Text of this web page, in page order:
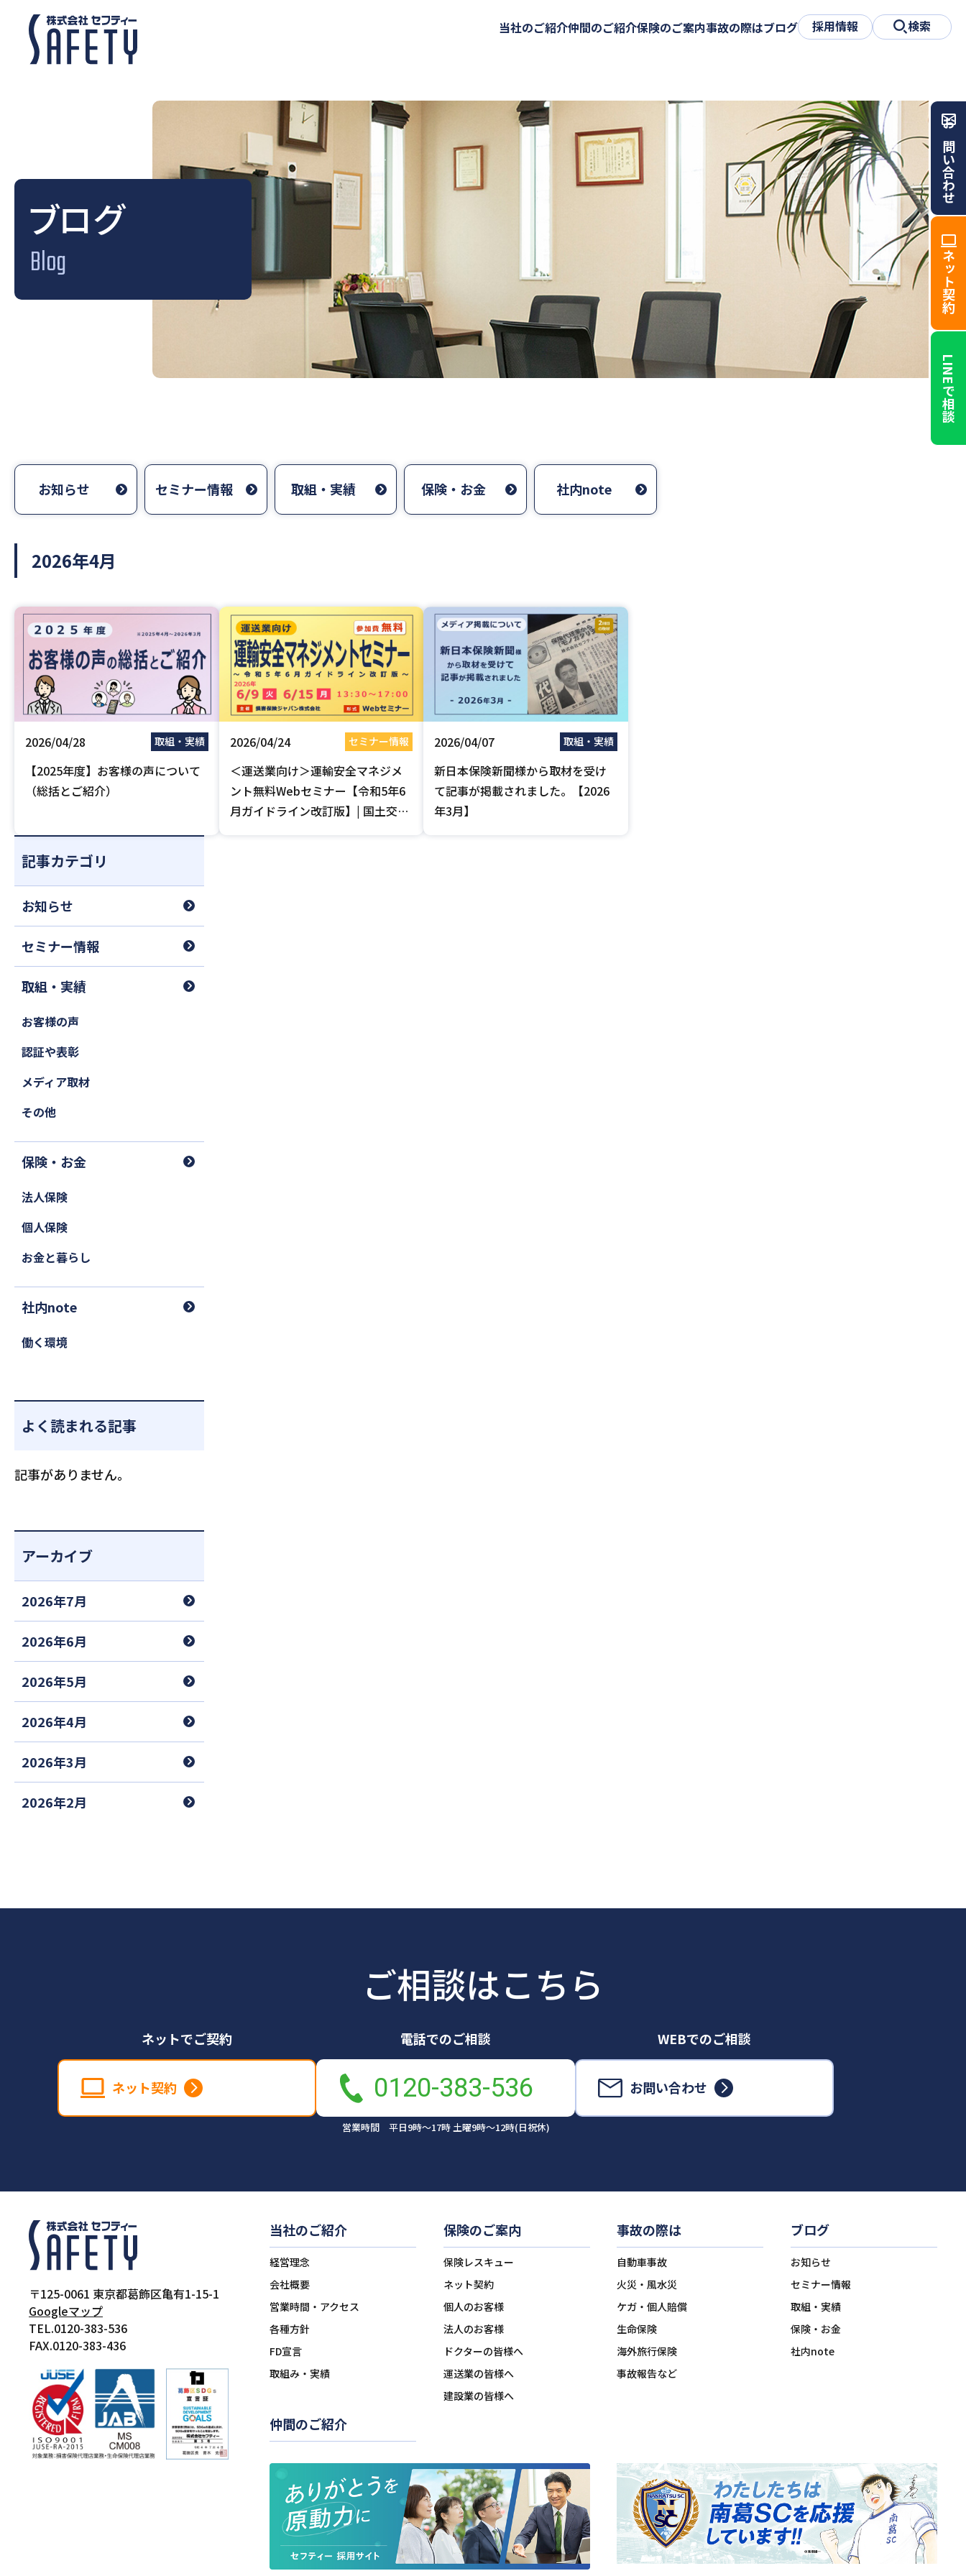
当社のご紹介仲間のご紹介保険のご案内事故の際はブログ 採用情報 検索
お問い合わせ
ネット契約
LINEで相談
ブログ
Blog
お知らせ セミナー情報 取組・実績 保険・お金 社内note
2026年4月
2026/04/28 取組・実績
【2025年度】お客様の声について
（総括とご紹介）
2026/04/24 セミナー情報
＜運送業向け＞運輸安全マネジメ
ント無料Webセミナー【令和5年6
月ガイドライン改訂版】| 国土交通
2026/04/07 取組・実績
新日本保険新聞様から取材を受け
て記事が掲載されました。【2026
年3月】
記事カテゴリ
お知らせ
セミナー情報
取組・実績
お客様の声
認証や表彰
メディア取材
その他
保険・お金
法人保険
個人保険
お金と暮らし
社内note
働く環境
よく読まれる記事
記事がありません。
アーカイブ
2026年7月
2026年6月
2026年5月
2026年4月
2026年3月
2026年2月
ご相談はこちら
ネットでご契約
ネット契約
電話でのご相談
0120-383-536
営業時間 平日9時～17時 土曜9時～12時(日祝休)
WEBでのご相談
お問い合わせ
〒125-0061 東京都葛飾区亀有1-15-1
Googleマップ
TEL.0120-383-536
FAX.0120-383-436
当社のご紹介
経営理念
会社概要
営業時間・アクセス
各種方針
FD宣言
取組み・実績
保険のご案内
保険レスキュー
ネット契約
個人のお客様
法人のお客様
ドクターの皆様へ
運送業の皆様へ
建設業の皆様へ
事故の際は
自動車事故
火災・風水災
ケガ・個人賠償
生命保険
海外旅行保険
事故報告など
ブログ
お知らせ
セミナー情報
取組・実績
保険・お金
社内note
仲間のご紹介